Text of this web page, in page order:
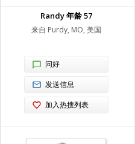
Randy 年龄 57
来自 Purdy, MO, 美国
问好
发送信息
加入热搜列表